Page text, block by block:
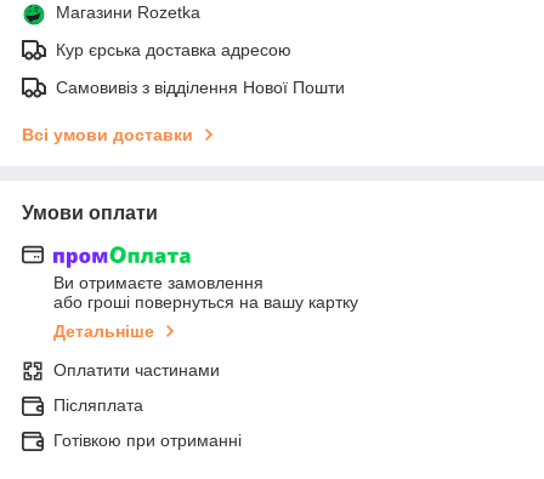
Магазини Rozetka
Кур єрська доставка адресою
Самовивіз з відділення Нової Пошти
Всі умови доставки
Умови оплати
Ви отримаєте замовлення
або гроші повернуться на вашу картку
Детальніше
Оплатити частинами
Післяплата
Готівкою при отриманні